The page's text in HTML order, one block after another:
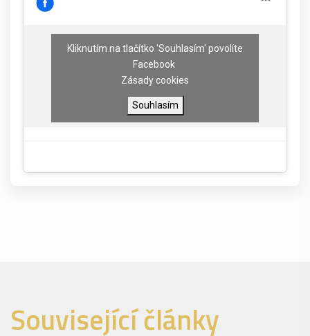
Kliknutím na tlačítko 'Souhlasím' povolíte
Facebook
Zásady cookies
Souhlasím
Související články